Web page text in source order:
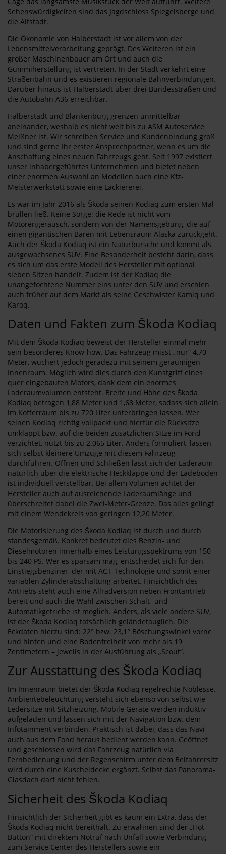
Sehenswürdigkeiten sind das Jagdschloss Spiegelsberge und
die Altstadt.
Die Ökonomie von Halberstadt ist vor allem von der
Lebensmittelverarbeitung geprägt. Des Weiteren ist ein
großer Maschinenbauer am Ort und auch die
Gummiherstellung ist vertreten. In der Stadt verkehrt eine
Straßenbahn und es existieren regionale Bahnverbindungen.
Darüber hinaus ist Halberstadt über drei Bundesstraßen und
die Autobahn A36 erreichbar.
Halberstadt und Blankenburg grenzen unmittelbar
aneinander, weshalb es nicht weit bis zu ASM Autoservice
Meißner ist. Wir schreiben Service und Kundenbindung groß
und sind gerne Ihr erster Ansprechpartner, wenn es um die
Anschaffung eines neuen Fahrzeugs geht. Seit 1997 existiert
unser inhabergeführtes Unternehmen und bietet neben
einer enormen Auswahl an Modellen auch eine Kfz-
Meisterwerkstatt sowie eine Lackiererei.
Es war im Jahr 2016 als Škoda seinen Kodiaq zum ersten Mal
brüllen ließ. Keine Sorge: die Rede ist nicht vom
Motorengeräusch, sondern von der Namensgebung, die auf
einen gigantischen Bären mit Lebensraum Alaska zurückgeht.
Auch der Škoda Kodiaq ist ein Naturbursche und kommt als
ausgewachsenes SUV. Eine Besonderheit besteht darin, dass
es sich um das erste Modell des Hersteller mit optional
sieben Sitzen handelt. Zudem ist der Kodiaq die
unangefochtene Nummer eins unter den SUV und erschien
auch früher auf dem Markt als seine Geschwister Kamiq und
Karoq.
Daten und Fakten zum Škoda Kodiaq
Mit dem Škoda Kodiaq beweist der Hersteller einmal mehr
sein besonderes Know-how. Das Fahrzeug misst „nur“ 4,70
Meter, wuchert jedoch geradezu mit seinem geräumigen
Innenraum. Möglich wird dies durch den Kunstgriff eines
quer eingebauten Motors, dank dem ein enormes
Laderaumvolumen entsteht. Breite und Höhe des Škoda
Kodiaq betragen 1,88 Meter und 1,68 Meter, sodass sich allein
im Kofferraum bis zu 720 Liter unterbringen lassen. Wer
seinen Kodiaq richtig vollpackt und hierfür die Rücksitze
umklappt bzw. auf die beiden zusätzlichen Sitze im Fond
verzichtet, nutzt bis zu 2.065 Liter. Anders formuliert, lassen
sich selbst kleinere Umzüge mit diesem Fahrzeug
durchführen. Öffnen und Schließen lässt sich der Laderaum
natürlich über die elektrische Heckklappe und der Ladeboden
ist individuell verstellbar. Bei allem Volumen achtet der
Hersteller auch auf ausreichende Laderaumlänge und
überschreitet dabei die Zwei-Meter-Grenze. Das alles gelingt
mit einem Wendekreis von geringen 12,20 Meter.
Die Motorisierung des Škoda Kodiaq ist durch und durch
standesgemäß. Konkret bedeutet dies Benzin- und
Dieselmotoren innerhalb eines Leistungsspektrums von 150
bis 240 PS. Wer es sparsam mag, entscheidet sich für den
Einstiegsbenziner, der mit ACT-Technologie und somit einer
variablen Zylinderabschaltung arbeitet. Hinsichtlich des
Antriebs steht auch eine Allradversion neben Frontantrieb
bereit und auch die Wahl zwischen Schalt- und
Automatikgetriebe ist möglich. Anders, als viele andere SUV,
ist der Škoda Kodiaq tatsächlich geländetauglich. Die
Eckdaten hierzu sind: 22° bzw. 23,1° Böschungswinkel vorne
und hinten und eine Bodenfreiheit von mehr als 19
Zentimetern – jeweils in der Ausführung als „Scout“.
Zur Ausstattung des Škoda Kodiaq
Im Innenraum bietet der Škoda Kodiaq regelrechte Noblesse.
Ambientebeleuchtung versteht sich ebenso von selbst wie
Ledersitze mit Sitzheizung. Mobile Geräte werden induktiv
aufgeladen und lassen sich mit der Navigation bzw. dem
Infotainment verbinden. Praktisch ist dabei, dass das Navi
auch aus dem Fond heraus bedient werden kann. Geöffnet
und geschlossen wird das Fahrzeug natürlich via
Fernbedienung und der Regenschirm unter dem Beifahrersitz
wird durch eine Kuscheldecke ergänzt. Selbst das Panorama-
Glasdach darf nicht fehlen.
Sicherheit des Škoda Kodiaq
Hinsichtlich der Sicherheit gibt es kaum ein Extra, dass der
Škoda Kodiaq nicht bereithält. Zu erwähnen sind der „Hot
Button“ mit direktem Notruf nach Unfall sowie Verbindung
zum Service Center des Herstellers sowie ein